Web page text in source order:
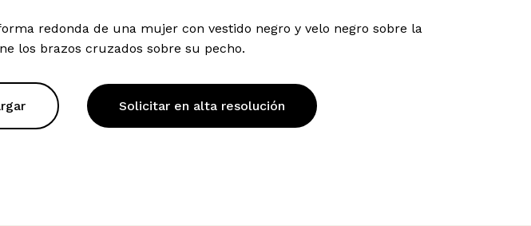
redonda de una mujer con vestido negro y velo negro sobre la
los brazos cruzados sobre su pecho.
Solicitar en alta resolución